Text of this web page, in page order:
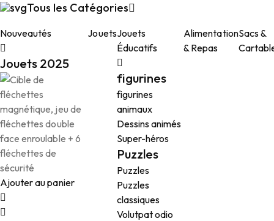
Tous les Catégories
Nouveautés
Jouets 2025
Ajouter au panier
JouetsJouets
Éducatifs
figurines
figurines
animaux
Dessins animés
Super-héros
Puzzles
Puzzles
Puzzles
classiques
Volutpat odio
Alimentation
& Repas
Sacs &